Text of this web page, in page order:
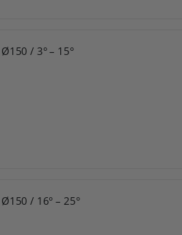
/ 3° – 15°
/ 16° – 25°